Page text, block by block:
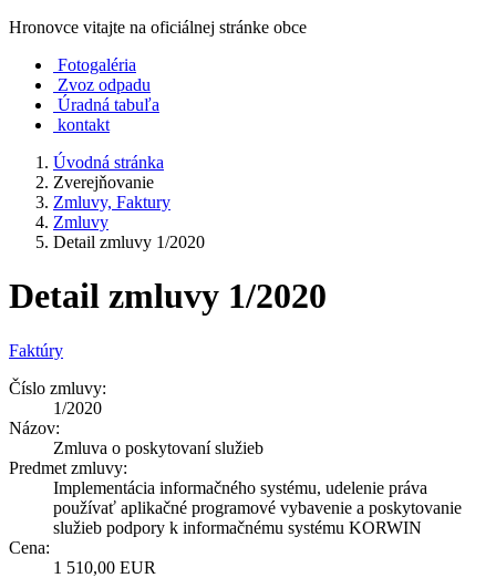
Hronovce vitajte na oficiálnej stránke obce
Fotogaléria
Zvoz odpadu
Úradná tabuľa
kontakt
Úvodná stránka
Zverejňovanie
Zmluvy, Faktury
Zmluvy
Detail zmluvy 1/2020
Detail zmluvy 1/2020
Faktúry
Číslo zmluvy:
1/2020
Názov:
Zmluva o poskytovaní služieb
Predmet zmluvy:
Implementácia informačného systému, udelenie práva
používať aplikačné programové vybavenie a poskytovanie
služieb podpory k informačnému systému KORWIN
Cena:
1 510,00 EUR